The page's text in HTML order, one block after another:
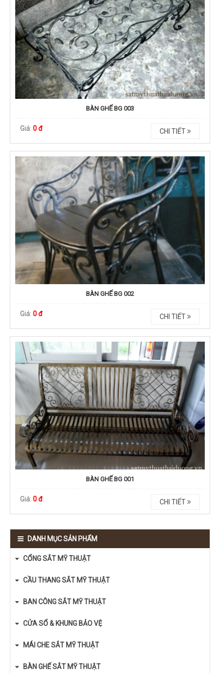
DANH MỤC SẢN PHẨM
CỔNG SẮT MỸ THUẬT
CẦU THANG SẮT MỸ THUẬT
BAN CÔNG SẮT MỸ THUẬT
CỬA SỔ & KHUNG BẢO VỆ
MÁI CHE SẮT MỸ THUẬT
BÀN GHẾ SẮT MỸ THUẬT
BÀN GHẾ BG 003
Giá: 0 đ CHI TIẾT
BÀN GHẾ BG 002
Giá: 0 đ CHI TIẾT
BÀN GHẾ BG 001
Giá: 0 đ CHI TIẾT